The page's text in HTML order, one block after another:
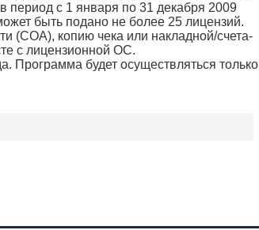
период с 1 января по 31 декабря 2009
быть подано не более 25 лицензий.
(COA), копию чека или накладной/счета-
с лицензионной ОС.
Программа будет осуществляться только